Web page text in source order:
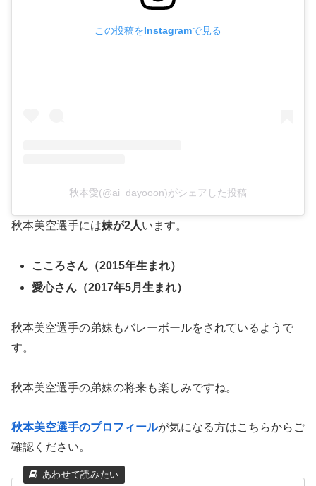
この投稿をInstagramで見る
秋本愛(@ai_dayooon)がシェアした投稿
秋本美空選手には妹が2人います。
こころさん（2015年生まれ）
愛心さん（2017年5月生まれ）
秋本美空選手の弟妹もバレーボールをされているようで
す。
秋本美空選手の弟妹の将来も楽しみですね。
秋本美空選手のプロフィールが気になる方はこちらからご
確認ください。